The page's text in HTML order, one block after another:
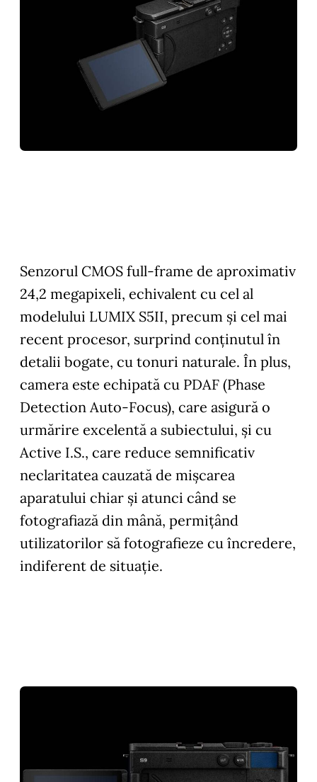
Senzorul CMOS full-frame de aproximativ
24,2 megapixeli, echivalent cu cel al
modelului LUMIX S5II, precum și cel mai
recent procesor, surprind conținutul în
detalii bogate, cu tonuri naturale. În plus,
camera este echipată cu PDAF (Phase
Detection Auto-Focus), care asigură o
urmărire excelentă a subiectului, și cu
Active I.S., care reduce semnificativ
neclaritatea cauzată de mișcarea
aparatului chiar și atunci când se
fotografiază din mână, permițând
utilizatorilor să fotografieze cu încredere,
indiferent de situație.